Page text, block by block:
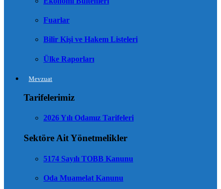
Fuarlar
Bilir Kişi ve Hakem Listeleri
Ülke Raporları
Mevzuat
Tarifelerimiz
2026 Yılı Odamız Tarifeleri
Sektöre Ait Yönetmelikler
5174 Sayılı TOBB Kanunu
Oda Muamelat Kanunu